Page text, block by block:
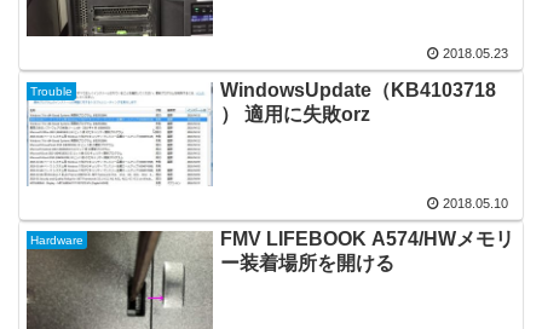
2018.05.23
Trouble
WindowsUpdate（KB4103718
） 適用に失敗orz
2018.05.10
Hardware
FMV LIFEBOOK A574/HWメモリ
ー装着場所を開ける